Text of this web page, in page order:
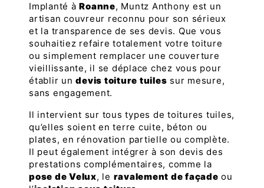
Implanté àRoanne, Muntz Anthony est un
artisan couvreur reconnu pour son sérieux
et la transparence de ses devis. Que vous
souhaitiez refaire totalement votre toiture
ou simplement remplacer une couverture
vieillissante, il se déplace chez vous pour
établir undevis toiture tuiles sur mesure,
sans engagement.
Il intervient sur tous types de toitures tuiles,
qu’elles soient en terre cuite, béton ou
plates, en rénovation partielle ou complète.
Il peut également intégrer à son devis des
prestations complémentaires, comme la
pose de Velux, le ravalement de façade ou